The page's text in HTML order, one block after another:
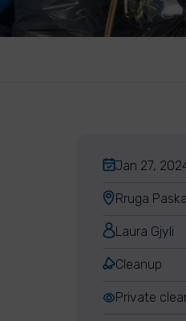
Jan 27,
Rruga
Laura Gjyli
Cleanup
Private